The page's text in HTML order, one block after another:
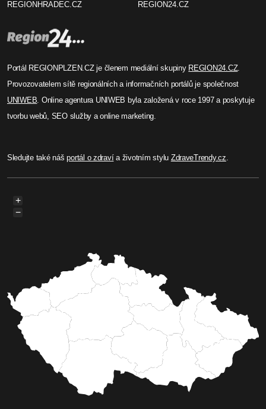
REGIONHRADEC.CZ REGION24.CZ
Portál REGIONPLZEN.CZ je členem mediální skupiny REGION24.CZ.
Provozovatelem sítě regionálních a informačních portálů je společnost
UNIWEB. Online agentura UNIWEB byla založená v roce 1997 a poskytuje
tvorbu webů, SEO služby a online marketing.
Sledujte také nášportál o zdravía životním stylu ZdraveTrendy.cz.
+
−